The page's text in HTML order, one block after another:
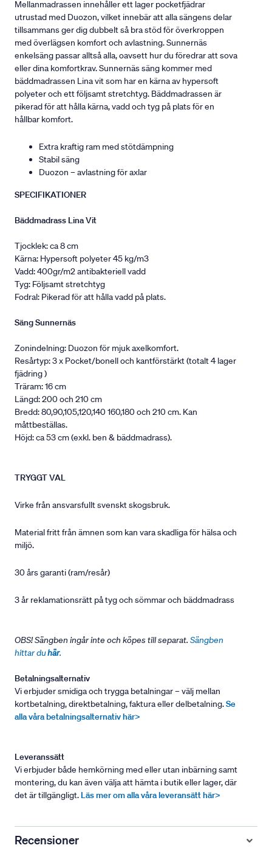
Mellanmadrassen innehåller ett lager pocketfjädrar
utrustad med Duozon, vilket innebär att alla sängens delar
tillsammans ger dig dubbelt så bra stöd för överkroppen
med överlägsen komfort och avlastning. Sunnernäs
enkelsäng passar alltså alla, oavsett hur du föredrar att sova
eller dina komfortkrav. Sunnernäs säng kommer med
bäddmadrassen Lina vit som har en kärna av hypersoft
polyeter och ett följsamt stretchtyg. Bäddmadrassen är
pikerad för att hålla kärna, vadd och tyg på plats för en
hållbar komfort.
Extra kraftig ram med stötdämpning
Stabil säng
Duozon – avlastning för axlar
SPECIFIKATIONER
Bäddmadrass Lina Vit
Tjocklek: ca 8 cm
Kärna: Hypersoft polyeter 45 kg/m3
Vadd: 400gr/m2 antibakteriell vadd
Tyg: Följsamt stretchtyg
Fodral: Pikerad för att hålla vadd på plats.
Säng Sunnernäs
Zonindelning: Duozon för mjuk axelkomfort.
Resårtyp: 3 x Pocket/bonell och kantförstärkt (totalt 4 lager
fjädring )
Träram: 16 cm
Längd: 200 och 210 cm
Bredd: 80,90,105,120,140 160,180 och 210 cm. Kan
måttbeställas.
Höjd: ca 53 cm (exkl. ben & bäddmadrass).
TRYGGT VAL
Virke från ansvarsfullt svenskt skogsbruk.
Material fritt från ämnen som kan vara skadliga för hälsa och
miljö.
30 års garanti (ram/resår)
3 år reklamationsrätt på tyg och sömmar och bäddmadrass
OBS! Sängben ingår inte och köpes till separat. Sängben
hittar duhär.
Betalningsalternativ
Vi erbjuder smidiga och trygga betalningar – välj mellan
kortbetalning, direktbetalning, faktura eller delbetalning.Se
alla våra betalningsalternativ här>
Leveranssätt
Vi erbjuder både hemkörning med eller utan inbärning samt
montering, du kan även välja att hämta i butik eller lager, där
det är tillgängligt. Läs mer om alla våra leveransätt här>
Recensioner